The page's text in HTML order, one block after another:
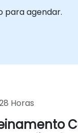
para agendar.
Horas